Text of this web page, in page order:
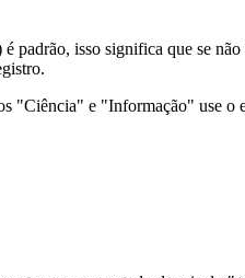
é padrão, isso significa que se
"Ciência" e "Informação" use o